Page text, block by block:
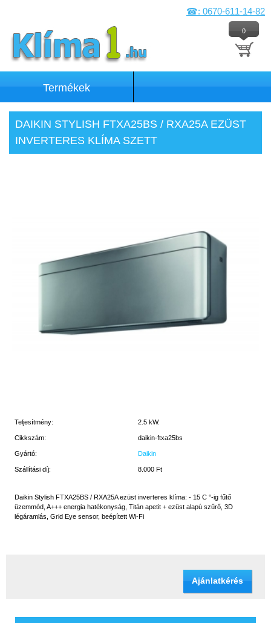
☎: 0670-611-14-82
0
Termékek
DAIKIN STYLISH FTXA25BS / RXA25A EZÜST
INVERTERES KLÍMA SZETT
Teljesítmény: 2.5 kW.
Cikkszám: daikin-ftxa25bs
Gyártó: Daikin
Szállítási díj: 8.000 Ft
Daikin Stylish FTXA25BS / RXA25A ezüst inverteres klíma: - 15 C °-ig fűtő
üzemmód, A+++ energia hatékonyság, Titán apetit + ezüst alapú szűrő, 3D
légáramlás, Grid Eye sensor, beépített Wi-Fi
Ajánlatkérés